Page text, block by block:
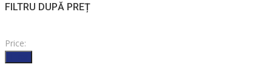
FILTRU DUPĂ PREȚ
Price: